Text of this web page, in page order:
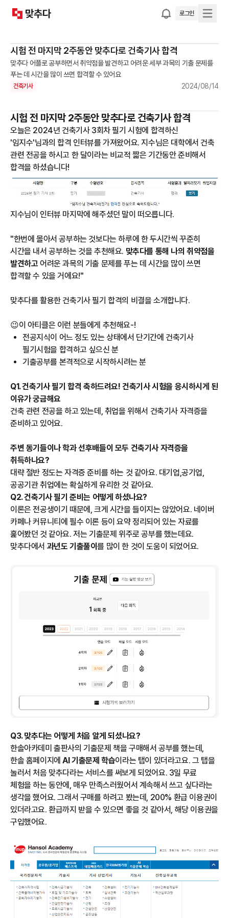
로그인
시험 전 마지막 2주동안 맞추다로 건축기사 합격
맞추다 어플로 공부하면서 취약점을 발견하고 어려운 세부 과목의 기출 문제를
푸는 데 시간을 많이 쓰면 합격할 수 있어요
건축기사 2024/08/14
시험 전 마지막 2주동안 맞추다로 건축기사 합격
오늘은 2024년 건축기사 3회차 필기 시험에 합격하신
'임지수'님과의 합격 인터뷰를 가져왔어요. 지수님은 대학에서 건축
관련 전공을 하시고 한 달이라는 비교적 짧은 기간동안 준비해서
합격을 하셨습니다!
지수님이 인터뷰 마지막에 해주셨던 말이 떠오릅니다.
"한번에 몰아서 공부하는 것보다는 하루에 한 두시간씩 꾸준히
시간을 내서 공부하는 것을 추천해요. 맞추다를 통해 나의 취약점을
발견하고 어려운 과목의 기출 문제를 푸는 데 시간을 많이 쓰면
합격할 수 있을 거에요!"
맞추다를 활용한 건축기사 필기 합격의 비결을 소개합니다.
😉이 아티클은 이런 분들에게 추천해요-!
전공지식이 어느 정도 있는 상태에서 단기간에 건축기사
필기시험을 합격하고 싶으신 분
기출공부를 본격적으로 시작하시려는 분
Q1. 건축기사 필기 합격 축하드려요! 건축기사 시험을 응시하시게 된
이유가 궁금해요
건축 관련 전공을 하고 있는데, 취업을 위해서 건축기사 자격증을
준비하고 있어요.
주변 동기들이나 학과 선후배들이 모두 건축기사 자격증을
취득하나요?
대략 절반 정도는 자격증 준비를 하는 것 같아요. 대기업,공기업,
공공기관 취업에는 확실하게 유리한 것 같아요.
Q2. 건축기사 필기 준비는 어떻게 하셨나요?
이론은 전공생이기 때문에, 크게 시간을 들이지는 않았어요. 네이버
카페나 커뮤니티에 필수 이론 등이 요약 정리되어 있는 자료를
훑어봤던 것 같아요. 저는 기출문제 위주로 공부를 했는데요.
맞추다에서 과년도 기출풀이를 많이 한 것이 도움이 되었어요.
Q3. 맞추다는 어떻게 처음 알게 되셨나요?
한솔아카데미 출판사의 기출문제 책을 구매해서 공부를 했는데,
한솔 홈페이지에AI 기출문제 학습이라는 탭이 있더라고요. 그 탭을
눌러서 처음 맞추다라는 서비스를 써보게 되었어요. 3일 무료
체험을 하는 동안에, 매우 만족스러웠어서 계속해서 쓰고 싶다라는
생각을 했어요. 그래서 구매를 하려고 봤는데, 200% 환급 이용권이
있더라고요. 환급까지 받을 수 있으면 좋을 것 같아서, 해당 이용권을
구입했어요.